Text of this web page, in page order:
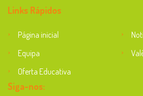
Links Rápidos
Página inicial
Equipa
Oferta Educativa
Siga-nos: